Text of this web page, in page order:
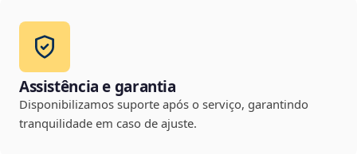
Assistência e garantia
Disponibilizamos suporte após o serviço, garantindo
tranquilidade em caso de ajuste.